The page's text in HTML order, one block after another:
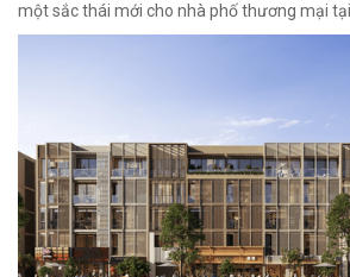
một sắc thái mới cho nhà phố thương mại tại